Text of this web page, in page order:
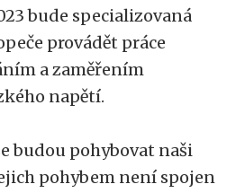
bude specializovaná
provádět práce
a zaměřením
napětí.
budou pohybovat naši
pohybem není spojen